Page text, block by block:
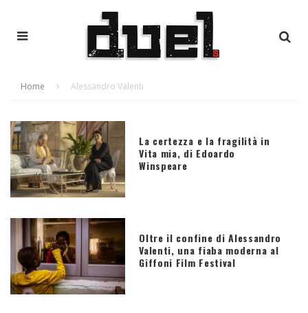
Home Alessandro Valenti
La certezza e la fragilità in
Vita mia, di Edoardo
Winspeare
Oltre il confine di Alessandro
Valenti, una fiaba moderna al
Giffoni Film Festival